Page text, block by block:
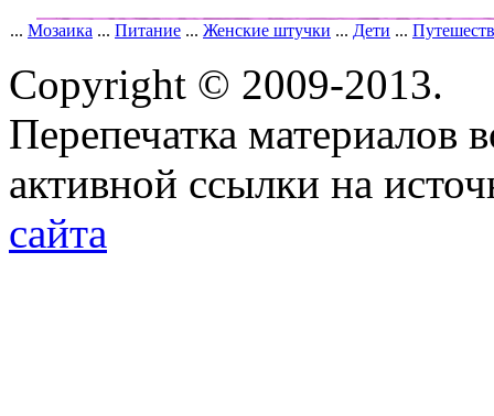
... Мозаика ... Питание ... Женские штучки ... Дети ...
Copyright © 2009-2013.
Перепечатка материалов
активной ссылки на
сайта